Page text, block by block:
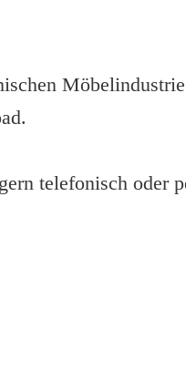
telefonisch oder